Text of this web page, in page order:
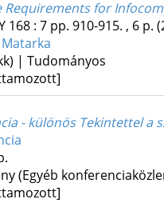
Requirements for
168: 7 pp. 910-915. , 6 p.
Matarka
| Tudományos
- különös Tekintettel a
(Egyéb